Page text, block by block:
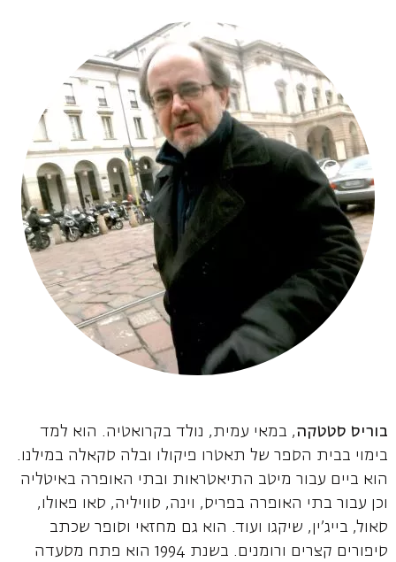
בוריס סטטקה, במאי עמית, נולד בקרואטיה. הוא למד
בימוי בבית הספר של תאטרו פיקולו ובלה סקאלה במילנו.
הוא ביים עבור מיטב התיאטראות ובתי האופרה באיטליה
וכן עבור בתי האופרה בפריס, וינה, סוויליה, סאו פאולו,
סאול, בייג'ין, שיקגו ועוד. הוא גם מחזאי וסופר שכתב
סיפורים קצרים ורומנים. בשנת 1994 הוא פתח מסעדה